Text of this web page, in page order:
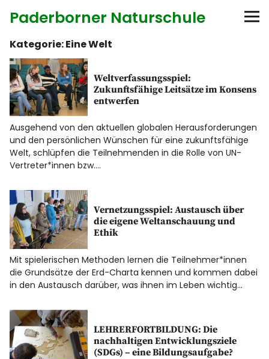
Paderborner Naturschule
Startseite
Bildungsangebote
Anbieter
Diese Seite
Kategorie:Eine Welt
Weltverfassungsspiel:
Zukunftsfähige Leitsätze im Konsens
entwerfen
Ausgehend von den aktuellen globalen Herausforderungen
und den persönlichen Wünschen für eine zukunftsfähige
Welt, schlüpfen die Teilnehmenden in die Rolle von UN-
Vertreter*innen bzw.…
Vernetzungsspiel: Austausch über
die eigene Weltanschauung und
Ethik
Mit spielerischen Methoden lernen die Teilnehmer*innen
die Grundsätze der Erd-Charta kennen und kommen dabei
in den Austausch darüber, was ihnen im Leben wichtig…
LEHRERFORTBILDUNG: Die
nachhaltigen Entwicklungsziele
(SDGs) – eine Bildungsaufgabe?